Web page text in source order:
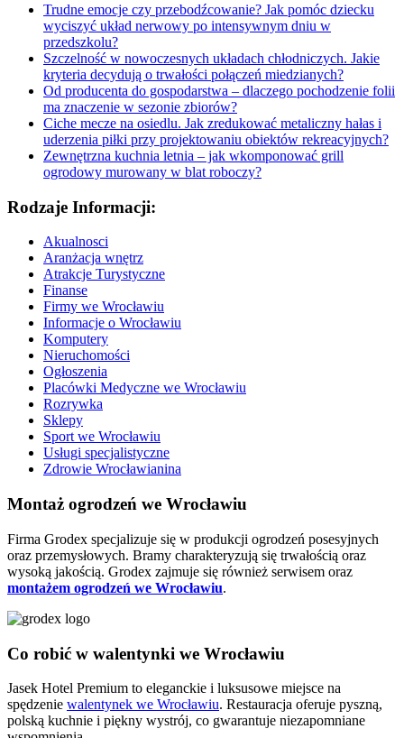
Trudne emocje czy przebodźcowanie? Jak pomóc dziecku
wyciszyć układ nerwowy po intensywnym dniu w
przedszkolu?
Szczelność w nowoczesnych układach chłodniczych. Jakie
kryteria decydują o trwałości połączeń miedzianych?
Od producenta do gospodarstwa – dlaczego pochodzenie folii
ma znaczenie w sezonie zbiorów?
Ciche mecze na osiedlu. Jak zredukować metaliczny hałas i
uderzenia piłki przy projektowaniu obiektów rekreacyjnych?
Zewnętrzna kuchnia letnia – jak wkomponować grill
ogrodowy murowany w blat roboczy?
Rodzaje Informacji:
Akualnosci
Aranżacja wnętrz
Atrakcje Turystyczne
Finanse
Firmy we Wrocławiu
Informacje o Wrocławiu
Komputery
Nieruchomości
Ogłoszenia
Placówki Medyczne we Wrocławiu
Rozrywka
Sklepy
Sport we Wrocławiu
Usługi specjalistyczne
Zdrowie Wrocławianina
Montaż ogrodzeń we Wrocławiu
Firma Grodex specjalizuje się w produkcji ogrodzeń posesyjnych
oraz przemysłowych. Bramy charakteryzują się trwałością oraz
wysoką jakością. Grodex zajmuje się również serwisem oraz
montażem ogrodzeń we Wrocławiu.
Co robić w walentynki we Wrocławiu
Jasek Hotel Premium to eleganckie i luksusowe miejsce na
spędzenie walentynek we Wrocławiu. Restauracja oferuje pyszną,
polską kuchnie i piękny wystrój, co gwarantuje niezapomniane